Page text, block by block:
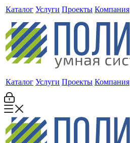
Каталог Услуги Проекты Компания
Каталог Услуги Проекты Компания